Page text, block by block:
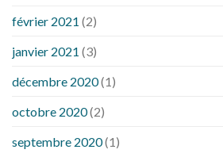
février 2021 (2)
janvier 2021 (3)
décembre 2020(1)
octobre 2020(2)
septembre 2020(1)